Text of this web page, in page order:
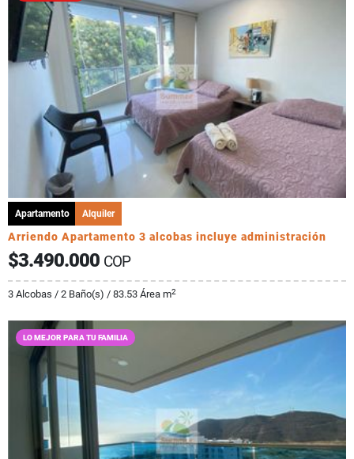
Apartamento Alquiler
Arriendo Apartamento 3 alcobas incluye administración
$3.490.000 COP
3 Alcobas / 2 Baño(s) / 83.53 Área m2
LO MEJOR PARA TU FAMILIA